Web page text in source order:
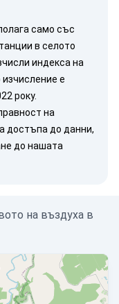
само със
в селото
индекса на
е
року.
на
достъпа до данни,
до нашата
на въздуха в